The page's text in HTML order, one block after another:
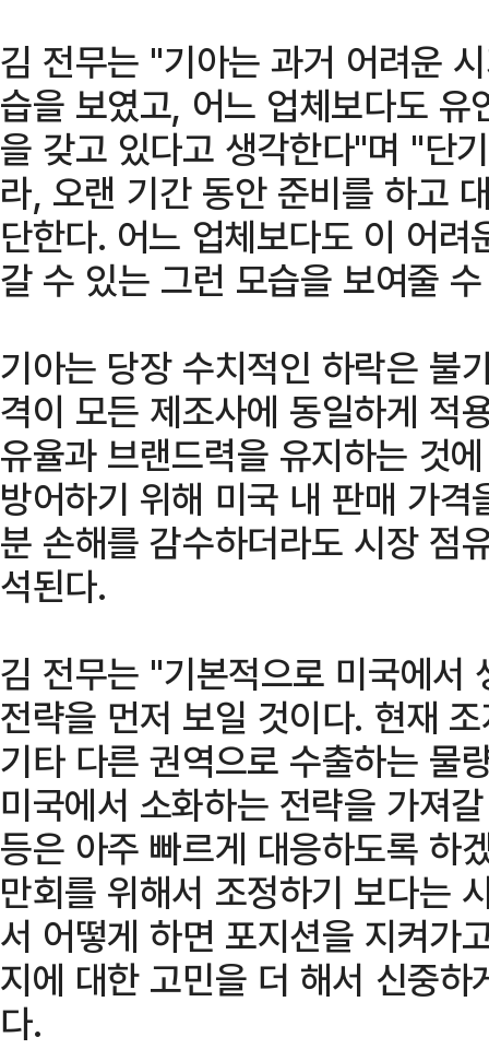
김 전무는 "기아는 과거 어려운
습을 보였고, 어느 업체보다도
을 갖고 있다고 생각한다"며 "단
라, 오랜 기간 동안 준비를 하고
단한다. 어느 업체보다도 이 어
갈 수 있는 그런 모습을 보여줄
기아는 당장 수치적인 하락은 불
격이 모든 제조사에 동일하게 적
유율과 브랜드력을 유지하는 것
방어하기 위해 미국 내 판매 가
분 손해를 감수하더라도 시장 점
석된다.
김 전무는 "기본적으로 미국에서
전략을 먼저 보일 것이다. 현재
기타 다른 권역으로 수출하는 물
미국에서 소화하는 전략을 가져
등은 아주 빠르게 대응하도록 하
만회를 위해서 조정하기 보다는
서 어떻게 하면 포지션을 지켜가
지에 대한 고민을 더 해서 신중
다.